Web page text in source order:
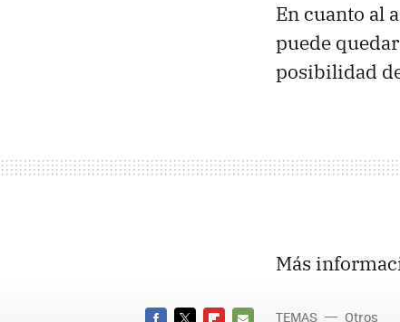
En cuanto al
puede
posibilidad
Más
TEMAS Otros